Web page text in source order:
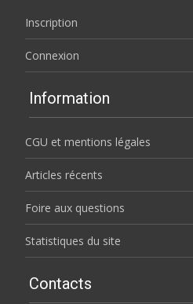
Inscription
Connexion
Information
CGU et mentions légales
Articles récents
Foire aux questions
Statistiques du site
Contacts